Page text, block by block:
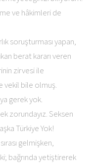
ve hâkimleri de
soruşturması yapan,
berat kararı veren
zirvesi ile
vekil bile olmuş.
gerek yok.
zorundayız. Seksen
Türkiye Yok!
gelmişken,
bağrında yetiştirerek